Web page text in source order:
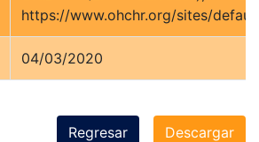
https://www.ohchr.org/sites/
04/03/2020
Descargar
Regresar